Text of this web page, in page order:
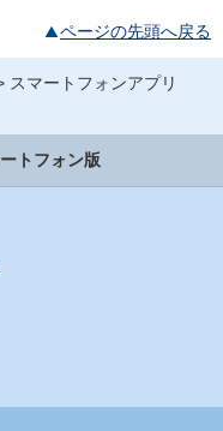
ページの先頭へ戻る
スマートフォンアプリ
トフォン版